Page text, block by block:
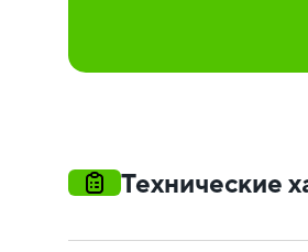
Технические